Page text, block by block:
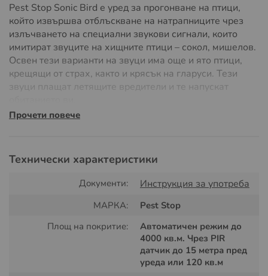
Pest Stop Sonic Bird е уред за прогонване на птици,
който извършва отблъскване на натрапниците чрез
излъчването на специални звукови сигнали, които
имитират звуците на хищните птици – сокол, мишелов.
Освен тези варианти на звуци има още и ято птици,
крещящи от страх, както и крясък на гларуси. Тези
звуци плащат летящите вредители и те напускат
Птицегонът е отлично средство за отблъскване на
отличава електрическия уред с голяма успеваемост,
защото излъчвайки различни сигнали, вредителите,
навлезли в територията ви не могат да привикнат,
изпитват паника и бягат. Причината тези сигнали да
бъдат предимно на хищни видове е, че в естествения
си хабитат по-малките представители на пернатите
животни биват изядени от тях.
Прочети повече
Технически характеристики
Документи: Инструкция за употреба
МАРКА:
Pest Stop
Площ на покритие:
Автоматичен режим до
4000 кв.м. Чрез PIR
датчик до 15 метра пред
уреда или 120 кв.м